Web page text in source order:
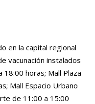
en la capital regional
vacunación instalados
18:00 horas; Mall Plaza
Mall Espacio Urbano
de 11:00 a 15:00